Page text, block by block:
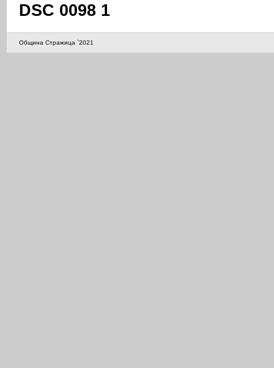
DSC 0098 1
Община Стражица `2021